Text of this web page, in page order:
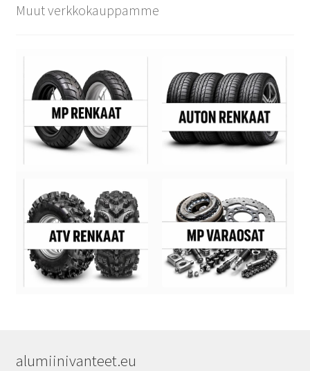
Muut verkkokauppamme
alumiinivanteet.eu